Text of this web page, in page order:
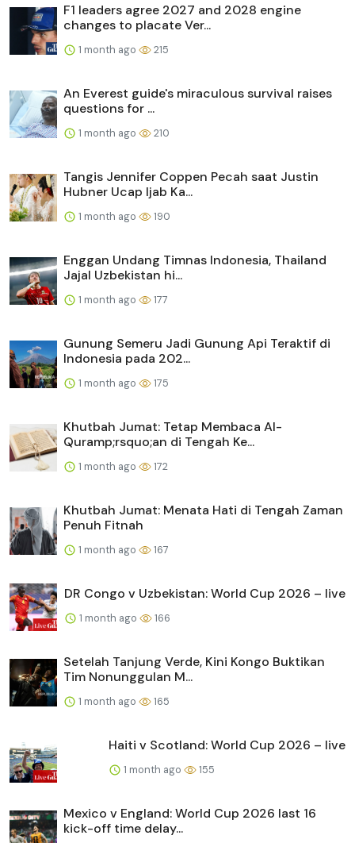
F1 leaders agree 2027 and 2028 engine
changes to placate Ver...
1 month ago 215
An Everest guide's miraculous survival raises
questions for ...
1 month ago 210
Tangis Jennifer Coppen Pecah saat Justin
Hubner Ucap Ijab Ka...
1 month ago 190
Enggan Undang Timnas Indonesia, Thailand
Jajal Uzbekistan hi...
1 month ago 177
Gunung Semeru Jadi Gunung Api Teraktif di
Indonesia pada 202...
1 month ago 175
Khutbah Jumat: Tetap Membaca Al-
Quramp;rsquo;an di Tengah Ke...
1 month ago 172
Khutbah Jumat: Menata Hati di Tengah Zaman
Penuh Fitnah
1 month ago 167
DR Congo v Uzbekistan: World Cup 2026 – live
1 month ago 166
Setelah Tanjung Verde, Kini Kongo Buktikan
Tim Nonunggulan M...
1 month ago 165
Haiti v Scotland: World Cup 2026 – live
1 month ago 155
Mexico v England: World Cup 2026 last 16
kick-off time delay...